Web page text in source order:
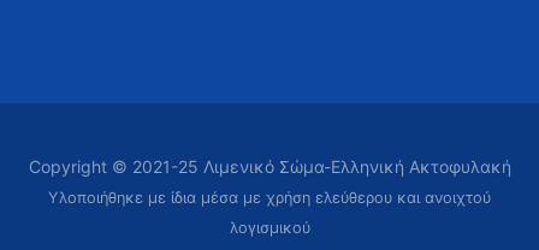
Copyright © 2021-25 Λιμενικό Σώμα-Ελληνική Ακτοφυλακή
Υλοποιήθηκε με ίδια μέσα με χρήση ελεύθερου και ανοιχτού
λογισμικού